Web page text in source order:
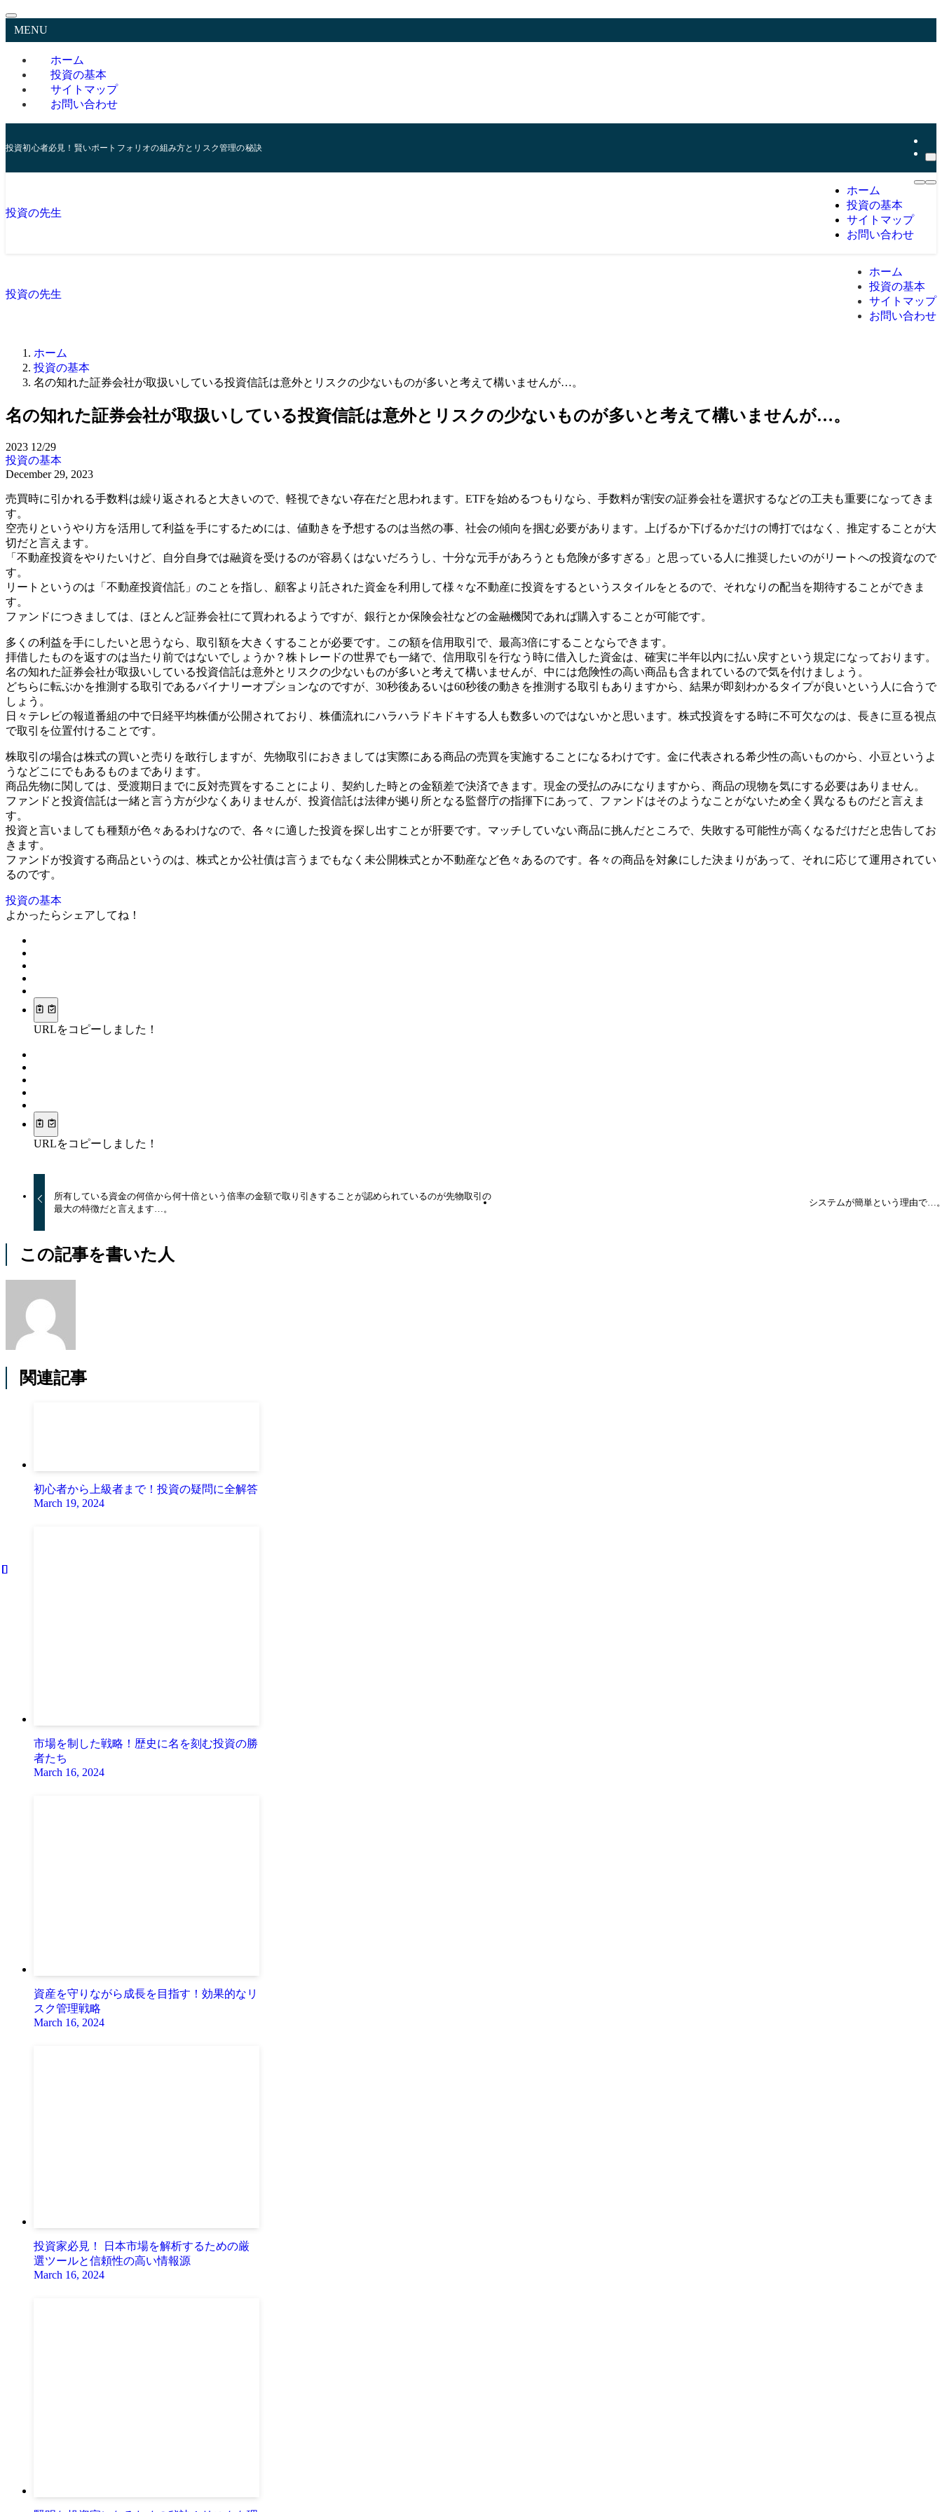
MENU
ホーム
投資の基本
サイトマップ
お問い合わせ
投資初心者必見！賢いポートフォリオの組み方とリスク管理の秘訣
投資の先生
ホーム
投資の基本
サイトマップ
お問い合わせ
投資の先生
ホーム
投資の基本
サイトマップ
お問い合わせ
ホーム
投資の基本
名の知れた証券会社が取扱いしている投資信託は意外とリスクの少ないものが多いと考えて構いませんが…。
名の知れた証券会社が取扱いしている投資信託は意外とリスクの少ないものが多いと考えて構いませんが…。
2023 12/29
投資の基本
December 29, 2023
売買時に引かれる手数料は繰り返されると大きいので、軽視できない存在だと思われます。ETFを始めるつもりなら、手数料が割安の証券会社を選択するなどの工夫も重要になってきま
す。
空売りというやり方を活用して利益を手にするためには、値動きを予想するのは当然の事、社会の傾向を掴む必要があります。上げるか下げるかだけの博打ではなく、推定することが大
切だと言えます。
「不動産投資をやりたいけど、自分自身では融資を受けるのが容易くはないだろうし、十分な元手があろうとも危険が多すぎる」と思っている人に推奨したいのがリートへの投資なので
す。
リートというのは「不動産投資信託」のことを指し、顧客より託された資金を利用して様々な不動産に投資をするというスタイルをとるので、それなりの配当を期待することができま
す。
ファンドにつきましては、ほとんど証券会社にて買われるようですが、銀行とか保険会社などの金融機関であれば購入することが可能です。
多くの利益を手にしたいと思うなら、取引額を大きくすることが必要です。この額を信用取引で、最高3倍にすることならできます。
拝借したものを返すのは当たり前ではないでしょうか？株トレードの世界でも一緒で、信用取引を行なう時に借入した資金は、確実に半年以内に払い戻すという規定になっております。
名の知れた証券会社が取扱いしている投資信託は意外とリスクの少ないものが多いと考えて構いませんが、中には危険性の高い商品も含まれているので気を付けましょう。
どちらに転ぶかを推測する取引であるバイナリーオプションなのですが、30秒後あるいは60秒後の動きを推測する取引もありますから、結果が即刻わかるタイプが良いという人に合うで
しょう。
日々テレビの報道番組の中で日経平均株価が公開されており、株価流れにハラハラドキドキする人も数多いのではないかと思います。株式投資をする時に不可欠なのは、長きに亘る視点
で取引を位置付けることです。
株取引の場合は株式の買いと売りを敢行しますが、先物取引におきましては実際にある商品の売買を実施することになるわけです。金に代表される希少性の高いものから、小豆というよ
うなどこにでもあるものまであります。
商品先物に関しては、受渡期日までに反対売買をすることにより、契約した時との金額差で決済できます。現金の受払のみになりますから、商品の現物を気にする必要はありません。
ファンドと投資信託は一緒と言う方が少なくありませんが、投資信託は法律が拠り所となる監督庁の指揮下にあって、ファンドはそのようなことがないため全く異なるものだと言えま
す。
投資と言いましても種類が色々あるわけなので、各々に適した投資を探し出すことが肝要です。マッチしていない商品に挑んだところで、失敗する可能性が高くなるだけだと忠告してお
きます。
ファンドが投資する商品というのは、株式とか公社債は言うまでもなく未公開株式とか不動産など色々あるのです。各々の商品を対象にした決まりがあって、それに応じて運用されてい
るのです。
投資の基本
よかったらシェアしてね！
URLをコピーしました！
URLをコピーしました！
所有している資金の何倍から何十倍という倍率の金額で取り引きすることが認められているのが先物取引の
最大の特徴だと言えます…。
システムが簡単という理由で…
この記事を書いた人
関連記事
初心者から上級者まで！投資の疑問に全解答
March 19, 2024
市場を制した戦略！歴史に名を刻む投資の勝
者たち
March 16, 2024
資産を守りながら成長を目指す！効果的なリ
スク管理戦略
March 16, 2024
投資家必見！ 日本市場を解析するための厳
選ツールと信頼性の高い情報源
March 16, 2024